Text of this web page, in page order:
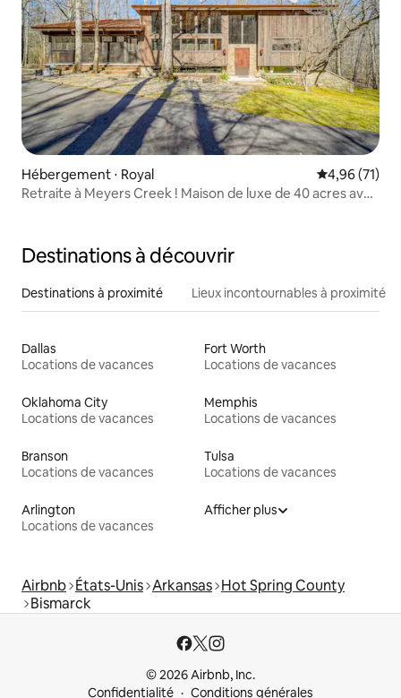
Hébergement ⋅ Royal Évaluation
4,96 (71)
Retraite à Meyers Creek ! Maison de luxe de 40 acres avec
Destinations à découvrir
Destinations à proximité Lieux incontournables à proximité
Dallas
Locations de vacances
Fort Worth
Locations de vacances
Oklahoma City
Locations de vacances
Memphis
Locations de vacances
Branson
Locations de vacances
Tulsa
Locations de vacances
Arlington
Locations de vacances
Afficher plus
Airbnb États-Unis Arkansas Hot Spring County
Bismarck
© 2026 Airbnb, Inc.
Confidentialité
Conditions générales